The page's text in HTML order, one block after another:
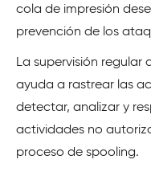
cola de impresión
prevención de los
La supervisión regular
ayuda a rastrear las
detectar, analizar y
actividades no
proceso de spooling.